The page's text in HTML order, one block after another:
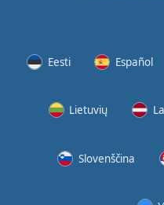
Eesti Español
Lietuvių
Slovenščina